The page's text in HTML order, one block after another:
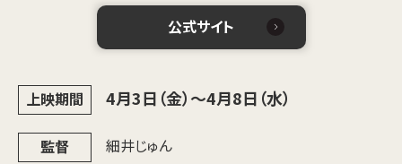
公式サイト
上映期間 4月3日（金）～4月8日（水）
監督 細井じゅん